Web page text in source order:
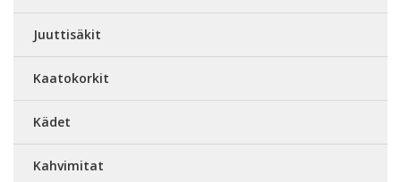
Juuttisäkit
Kaatokorkit
Kädet
Kahvimitat